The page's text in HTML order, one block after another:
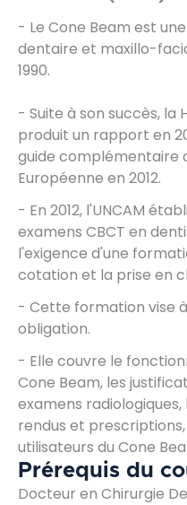
- Le Cone Beam est
dentaire et maxillo-
1990.
- Suite à son succès, la
produit un rapport en
guide complémentaire
Européenne en 2012.
- En 2012, l'UNCAM
examens CBCT en
l'exigence d'une
cotation et la prise en
- Cette formation vise
obligation.
- Elle couvre le
Cone Beam, les
examens
rendus et
utilisateurs du Cone
Prérequis du
Docteur en Chirurgie